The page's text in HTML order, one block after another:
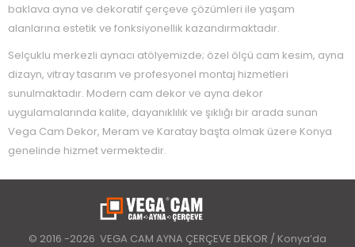
baklava ayna ve dekoratif çerçeve çözümleri ile yaşam
alanlarına estetik ve fonksiyonellik kazandırmaktadır.
Selçuklu merkezli aynacı atölyemizde; özel ölçü cam kesim, ayna
dizayn, vitray tasarım ve profesyonel montaj hizmetleri
sunulmaktadır. Modern cam dekor ve ayna dekor
uygulamalarında kalite, dayanıklılık ve şıklığı bir arada sunan
Vega Cam Dekor, Meram ve Karatay başta olmak üzere Konya
genelinde hizmet vermektedir.
© 2016 -2026 VEGA CAM AYNA ÇERÇEVE DEKOR / Konya’da